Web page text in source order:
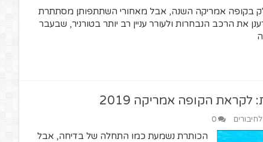
בקופה אמריקה השנה, אבל מאחורי השתתפותן מסתתרת
את הרכב הנבחרות ולעורר עניין רב יותר בטורניר, שבעבר
הקופה אמריקה 2019
לחיבורים 0
הכותרת נשמעת כמו התחלה של בדיחה, אבל